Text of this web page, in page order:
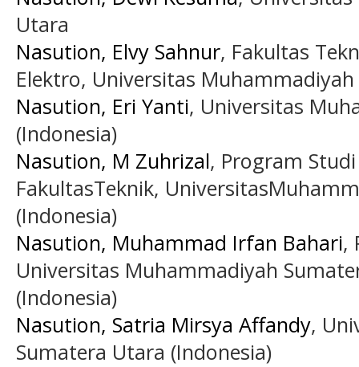
Utara
Nasution, Elvy Sahnur, Fakultas
Elektro, Universitas
Nasution, Eri Yanti, Universitas
(Indonesia)
Nasution, M Zuhrizal, Program
FakultasTeknik,
(Indonesia)
Nasution, Muhammad Irfan Bahari,
Universitas Muhammadiyah
(Indonesia)
Nasution, Satria Mirsya Affandy,
Sumatera Utara (Indonesia)